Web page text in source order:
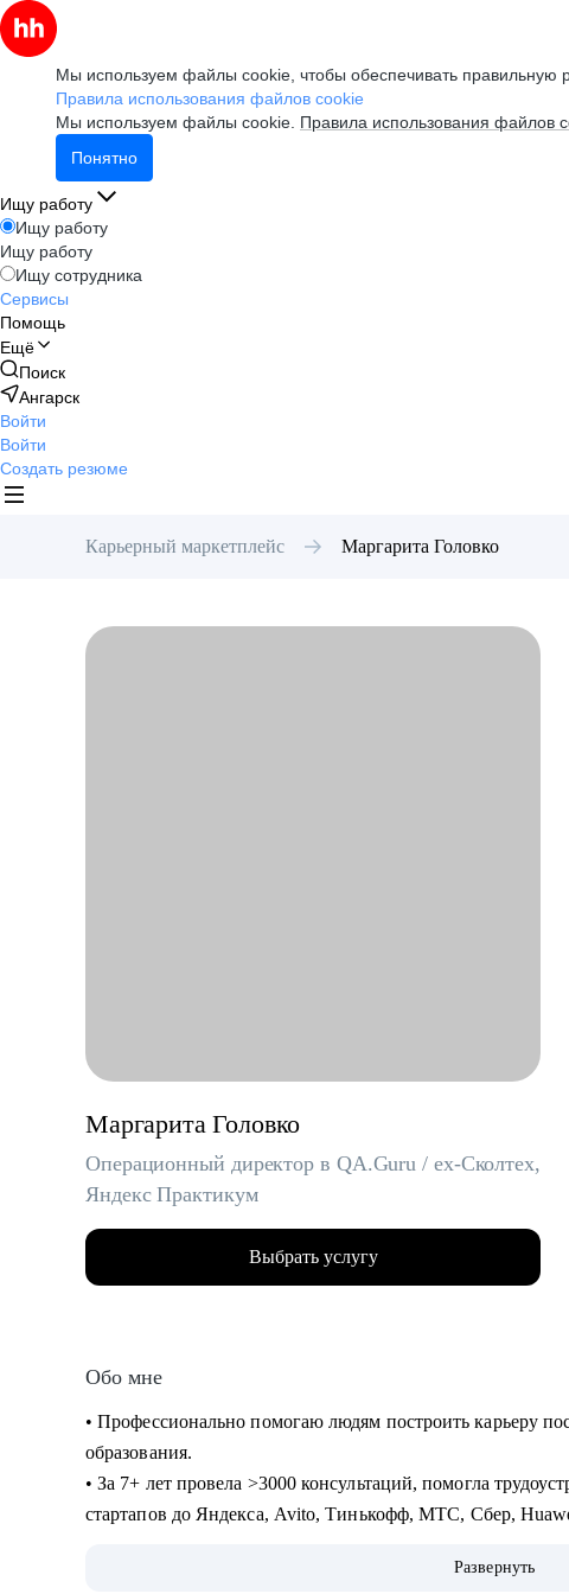
Мы используем файлы cookie, чтобы обеспечивать правильную
Правила использования файлов cookie
Мы используем файлы cookie. Правила использования файлов
Понятно
Ищу работу
Ищу работу
Ищу работу
Ищу сотрудника
Сервисы
Помощь
Ещё
Поиск
Ангарск
Войти
Войти
Создать резюме
Карьерный маркетплейс Маргарита Головко
Маргарита Головко
Операционный директор в QA.Guru / ex-Сколтех,
Яндекс Практикум
Выбрать услугу
Обо мне
• Профессионально помогаю людям построить карьеру
образования.
• За 7+ лет провела >3000 консультаций, помогла
стартапов до Яндекса, Avito, Тинькофф, МТС, Сбер,
специалистов и Middle & C-level менеджеров (IT, Digital,
Развернуть